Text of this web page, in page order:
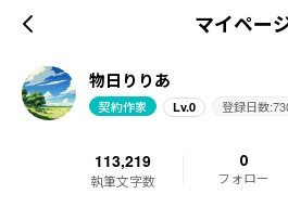
マイペー
物日りりあ
契約作家 Lv.0 登録日数:
113,219
執筆文字数
0
フォロー